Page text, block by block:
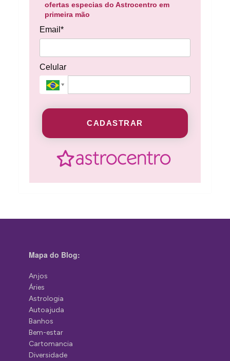
ofertas especias do Astrocentro em
primeira mão
Email*
Celular
CADASTRAR
Mapa do Blog:
Anjos
Áries
Astrologia
Autoajuda
Banhos
Bem-estar
Cartomancia
Diversidade